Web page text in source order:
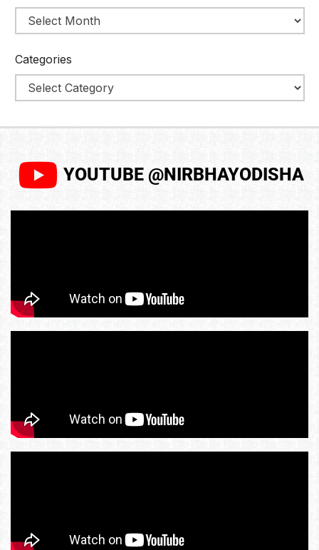
Categories
YOUTUBE @NIRBHAYODISHA